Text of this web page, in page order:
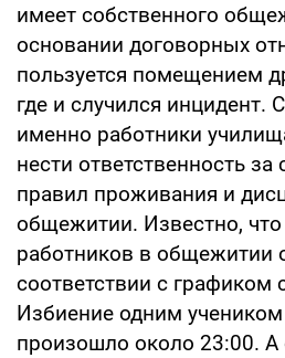
имеет собственного
основании договорных
пользуется помещением
где и случился инцидент.
именно работники
нести ответственность
правил проживания и
общежитии. Известно,
работников в общежитии
соответствии с графиком
Избиение одним учеником
произошло около 23:00. А